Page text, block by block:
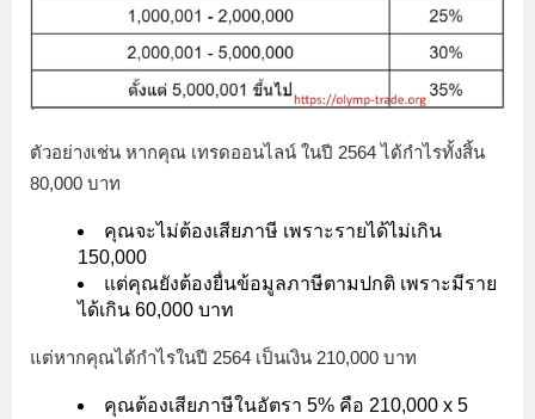
ตัวอย่างเช่น หากคุณ เทรดออนไลน์ ในปี 2564 ได้กำไรทั้งสิ้น
80,000 บาท
คุณจะไม่ต้องเสียภาษี เพราะรายได้ไม่เกิน
150,000
แต่คุณยังต้องยื่นข้อมูลภาษีตามปกติ เพราะมีราย
ได้เกิน 60,000 บาท
แต่หากคุณได้กำไรในปี 2564 เป็นเงิน 210,000 บาท
คุณต้องเสียภาษีในอัตรา 5% คือ 210,000 x 5